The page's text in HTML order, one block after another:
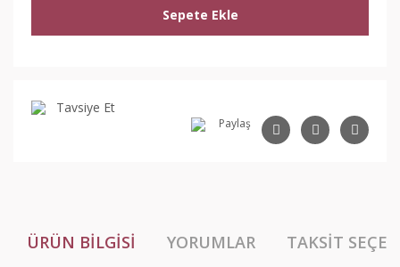
Sepete Ekle
Tavsiye Et
Paylaş
ÜRÜN BILGISI YORUMLAR TAKSIT